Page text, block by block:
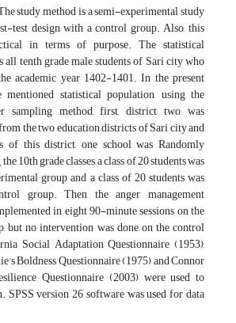
study method is a semi-experimental study
test design with a control group. Also, this
in terms of purpose. The statistical
tenth grade male students of Sari city who
academic year 1402-1401. In the present
mentioned statistical population, using the
sampling method, first, district two was
the two education districts of Sari city and
of this district, one school was Randomly
10th grade classes, a class of 20 students was
group and a class of 20 students was
group. Then the anger management
in eight 90-minute sessions on the
but no intervention was done on the control
Social Adaptation Questionnaire (1953),
Boldness Questionnaire (1975) and Connor
Questionnaire (2003) were used to
version 26 software was used for data